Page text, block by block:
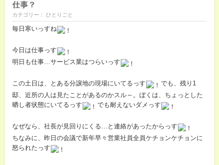
仕事？
カテゴリー： ひとりごと
毎日寒いっすね
今日は仕事っす
明日も仕事…サービス業はつらいっす
この土日は、とある分譲地の現場にいてるっす
でも、残り1
邸、近所の人は見たことがあるのかスル～。ぼくは、ちょっとした
晒し者状態にいてるっす
でも耐えないダメっす
なぜなら、社長が見回りにくる…と連絡があったからっす
ちなみに、昨日の会議で新年早々営業社員全員ケチョンケチョンに
怒られたっす